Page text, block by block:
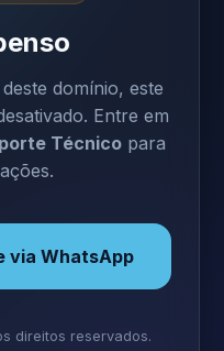
domínio, este
Entre em
Técnicopara
via WhatsApp
direitos reservados.